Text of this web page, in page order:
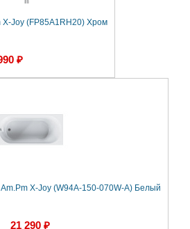
X-Joy (FP85A1RH20) Хром
₽
X-Joy (W94A-150-070W-A) Белый
21 290 ₽